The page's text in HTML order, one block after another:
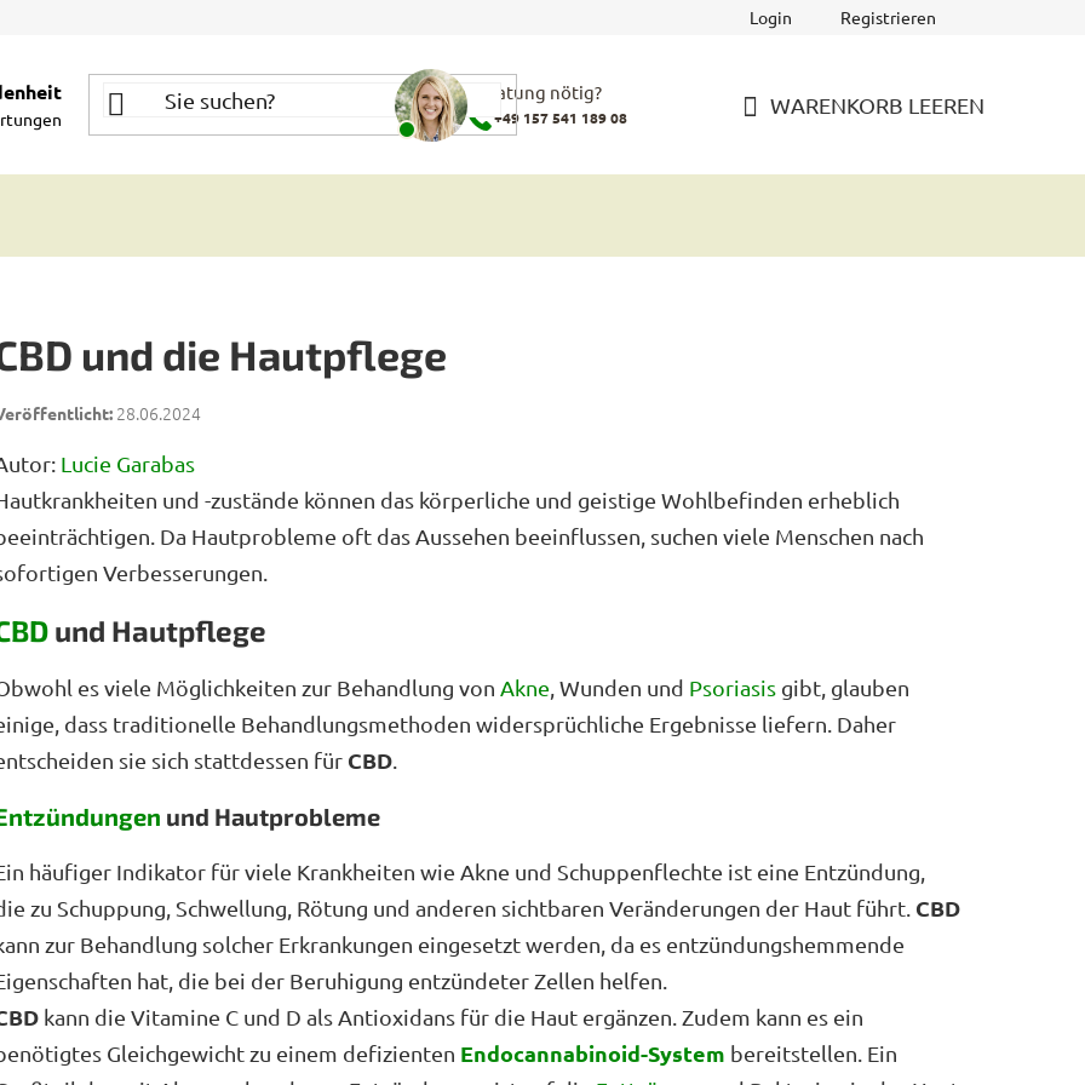
Login Registrieren
Beratung nötig?
+49 157 541 189 08 WARENKORB LEEREN
und die Hautpflege
28.06.2024
Lucie Garabas
und -zustände können das körperliche und geistige Wohlbefinden erheblich
Da Hautprobleme oft das Aussehen beeinflussen, suchen viele Menschen nach
Verbesserungen.
und Hautpflege
es viele Möglichkeiten zur Behandlung von Akne, Wunden und Psoriasis gibt, glauben
dass traditionelle Behandlungsmethoden widersprüchliche Ergebnisse liefern. Daher
sie sich stattdessen für CBD.
und Hautprobleme
häufiger Indikator für viele Krankheiten wie Akne und Schuppenflechte ist eine Entzündung,
zu Schuppung, Schwellung, Rötung und anderen sichtbaren Veränderungen der Haut führt. CBD
zur Behandlung solcher Erkrankungen eingesetzt werden, da es entzündungshemmende
hat, die bei der Beruhigung entzündeter Zellen helfen.
kann die Vitamine C und D als Antioxidans für die Haut ergänzen. Zudem kann es ein
Gleichgewicht zu einem defizienten Endocannabinoid-System bereitstellen. Ein